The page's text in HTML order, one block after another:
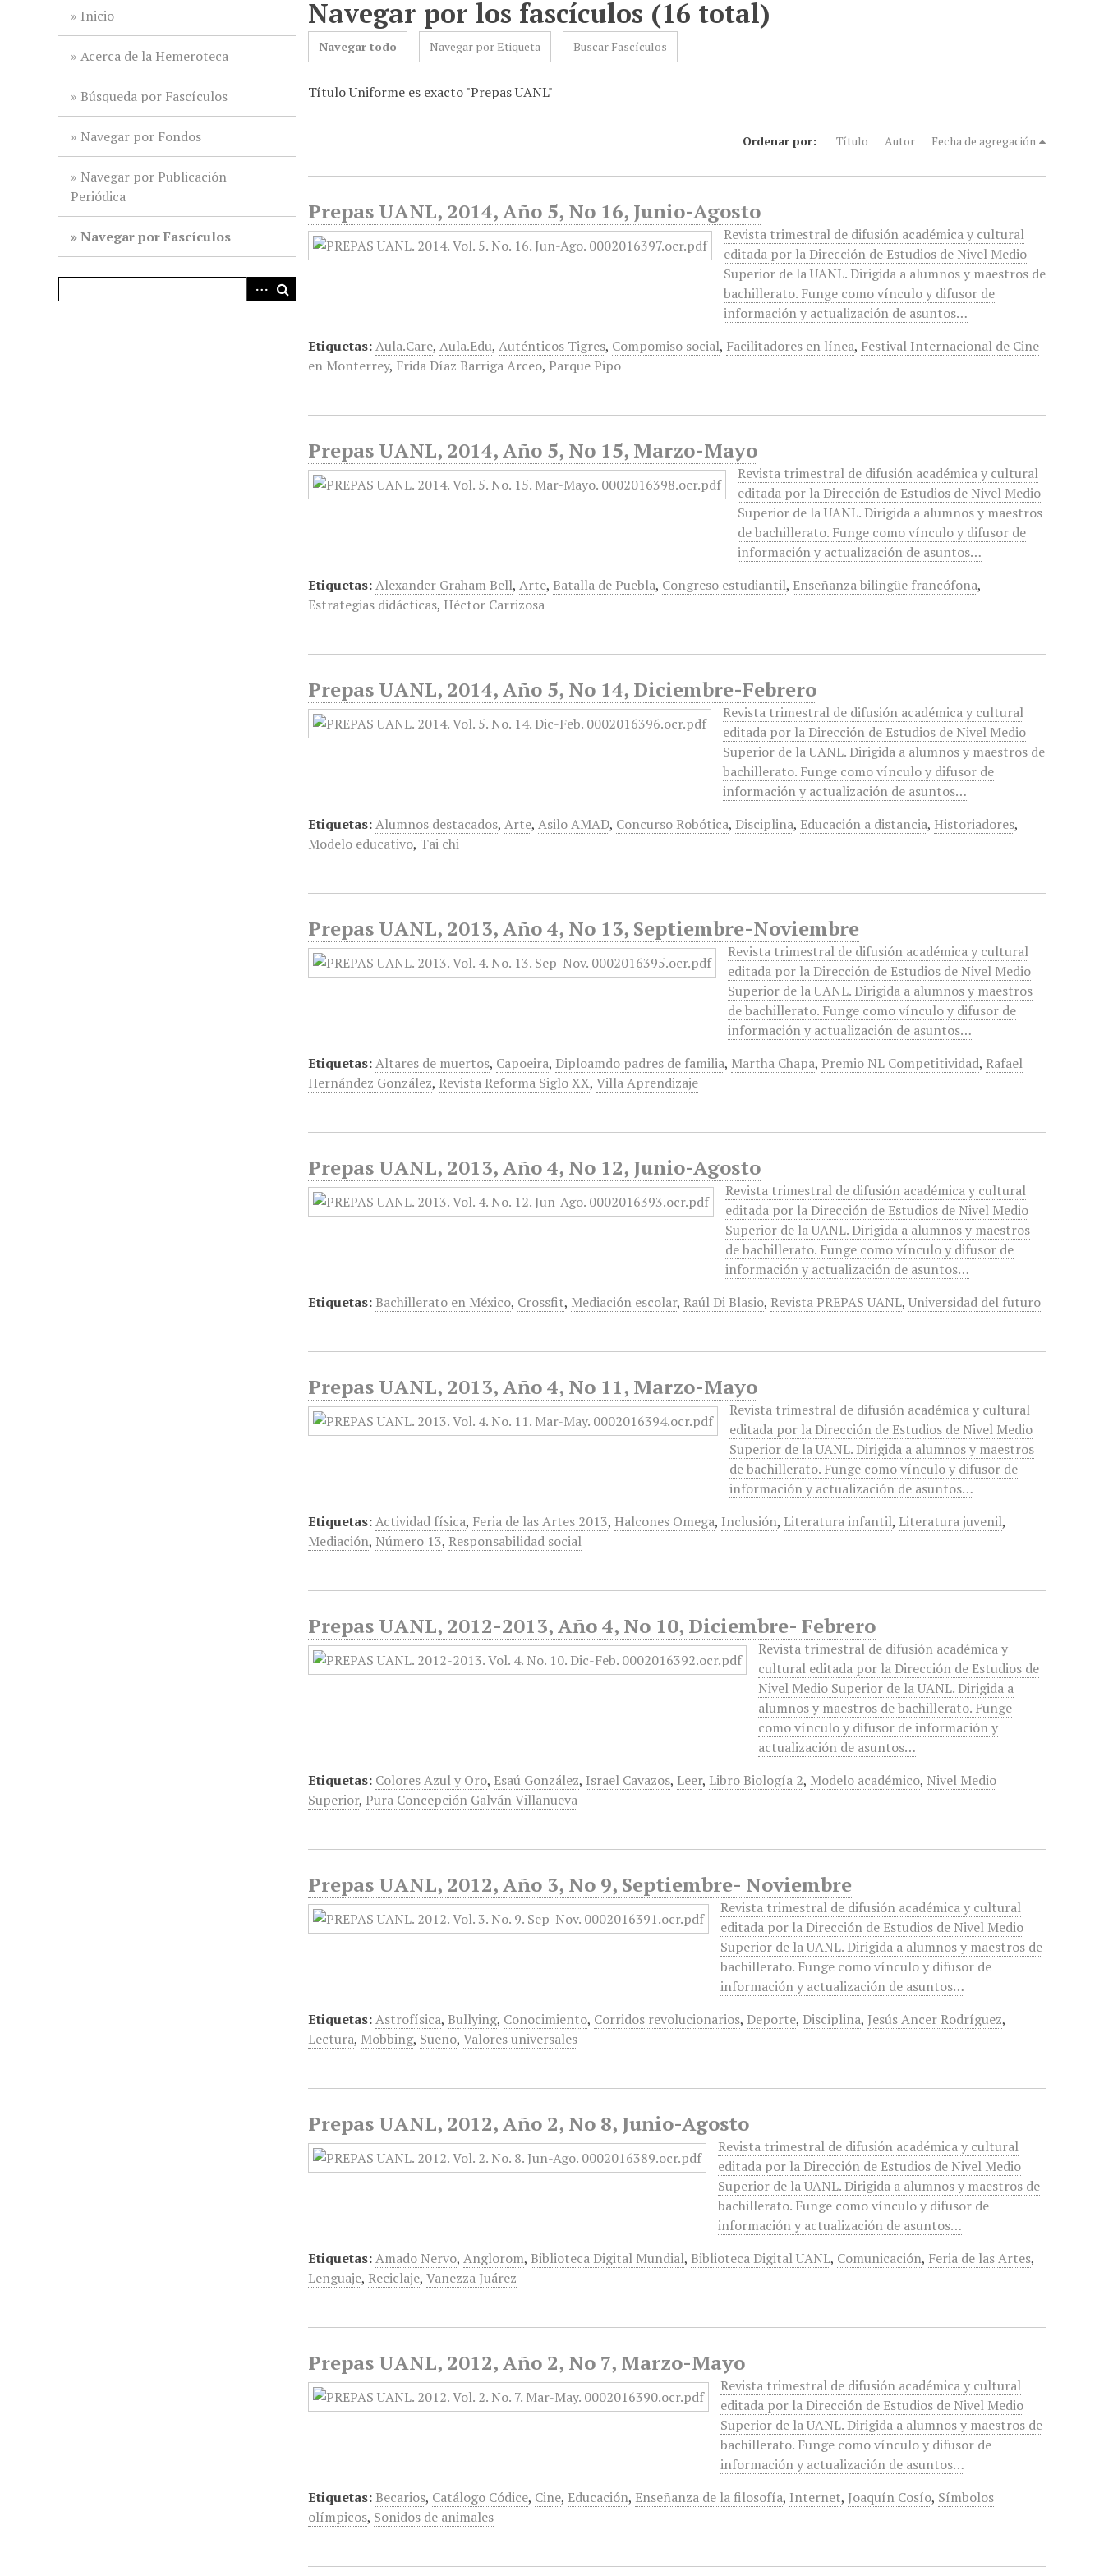
Inicio
Acerca de la Hemeroteca
Búsqueda por Fascículos
Navegar por Fondos
Navegar por Publicación
Periódica
Navegar por Fascículos
Navegar por los fascículos (16 total)
Navegar todo Navegar por Etiqueta Buscar Fascículos
Título Uniforme es exacto "Prepas UANL"
Ordenar por: Título Autor Fecha de agregación
Prepas UANL, 2014, Año 5, No 16, Junio-Agosto
Revista trimestral de difusión académica y cultural
editada por la Dirección de Estudios de Nivel Medio
Superior de la UANL. Dirigida a alumnos y maestros de
bachillerato. Funge como vínculo y difusor de
información y actualización de asuntos…
Etiquetas:Aula.Care,Aula.Edu,Auténticos Tigres, Compomiso social, Facilitadores en línea, Festival Internacional de Cine
en Monterrey, Frida Díaz Barriga Arceo, Parque Pipo
Prepas UANL, 2014, Año 5, No 15, Marzo-Mayo
Revista trimestral de difusión académica y cultural
editada por la Dirección de Estudios de Nivel Medio
Superior de la UANL. Dirigida a alumnos y maestros
de bachillerato. Funge como vínculo y difusor de
información y actualización de asuntos…
Etiquetas:Alexander Graham Bell,Arte, Batalla de Puebla, Congreso estudiantil, Enseñanza bilingüe francófona,
Estrategias didácticas, Héctor Carrizosa
Prepas UANL, 2014, Año 5, No 14, Diciembre-Febrero
Revista trimestral de difusión académica y cultural
editada por la Dirección de Estudios de Nivel Medio
Superior de la UANL. Dirigida a alumnos y maestros de
bachillerato. Funge como vínculo y difusor de
información y actualización de asuntos…
Etiquetas:Alumnos destacados,Arte,Asilo AMAD, Concurso Robótica, Disciplina, Educación a distancia, Historiadores,
Modelo educativo, Tai chi
Prepas UANL, 2013, Año 4, No 13, Septiembre-Noviembre
Revista trimestral de difusión académica y cultural
editada por la Dirección de Estudios de Nivel Medio
Superior de la UANL. Dirigida a alumnos y maestros
de bachillerato. Funge como vínculo y difusor de
información y actualización de asuntos…
Etiquetas:Altares de muertos, Capoeira, Diploamdo padres de familia, Martha Chapa, Premio NL Competitividad, Rafael
Hernández González, Revista Reforma Siglo XX,Villa Aprendizaje
Prepas UANL, 2013, Año 4, No 12, Junio-Agosto
Revista trimestral de difusión académica y cultural
editada por la Dirección de Estudios de Nivel Medio
Superior de la UANL. Dirigida a alumnos y maestros
de bachillerato. Funge como vínculo y difusor de
información y actualización de asuntos…
Etiquetas: Bachillerato en México, Crossfit, Mediación escolar, Raúl Di Blasio, Revista PREPAS UANL,Universidad del futuro
Prepas UANL, 2013, Año 4, No 11, Marzo-Mayo
Revista trimestral de difusión académica y cultural
editada por la Dirección de Estudios de Nivel Medio
Superior de la UANL. Dirigida a alumnos y maestros
de bachillerato. Funge como vínculo y difusor de
información y actualización de asuntos…
Etiquetas:Actividad física, Feria de las Artes 2013, Halcones Omega, Inclusión, Literatura infantil, Literatura juvenil,
Mediación, Número 13, Responsabilidad social
Prepas UANL, 2012-2013, Año 4, No 10, Diciembre- Febrero
Revista trimestral de difusión académica y
cultural editada por la Dirección de Estudios de
Nivel Medio Superior de la UANL. Dirigida a
alumnos y maestros de bachillerato. Funge
como vínculo y difusor de información y
actualización de asuntos…
Etiquetas: Colores Azul y Oro, Esaú González, Israel Cavazos, Leer, Libro Biología 2, Modelo académico, Nivel Medio
Superior, Pura Concepción Galván Villanueva
Prepas UANL, 2012, Año 3, No 9, Septiembre- Noviembre
Revista trimestral de difusión académica y cultural
editada por la Dirección de Estudios de Nivel Medio
Superior de la UANL. Dirigida a alumnos y maestros de
bachillerato. Funge como vínculo y difusor de
información y actualización de asuntos…
Etiquetas:Astrofísica, Bullying, Conocimiento, Corridos revolucionarios, Deporte, Disciplina, Jesús Ancer Rodríguez,
Lectura, Mobbing, Sueño,Valores universales
Prepas UANL, 2012, Año 2, No 8, Junio-Agosto
Revista trimestral de difusión académica y cultural
editada por la Dirección de Estudios de Nivel Medio
Superior de la UANL. Dirigida a alumnos y maestros de
bachillerato. Funge como vínculo y difusor de
información y actualización de asuntos…
Etiquetas:Amado Nervo,Anglorom, Biblioteca Digital Mundial, Biblioteca Digital UANL, Comunicación, Feria de las Artes,
Lenguaje, Reciclaje,Vanezza Juárez
Prepas UANL, 2012, Año 2, No 7, Marzo-Mayo
Revista trimestral de difusión académica y cultural
editada por la Dirección de Estudios de Nivel Medio
Superior de la UANL. Dirigida a alumnos y maestros de
bachillerato. Funge como vínculo y difusor de
información y actualización de asuntos…
Etiquetas: Becarios, Catálogo Códice, Cine, Educación, Enseñanza de la filosofía, Internet, Joaquín Cosío, Símbolos
olímpicos, Sonidos de animales